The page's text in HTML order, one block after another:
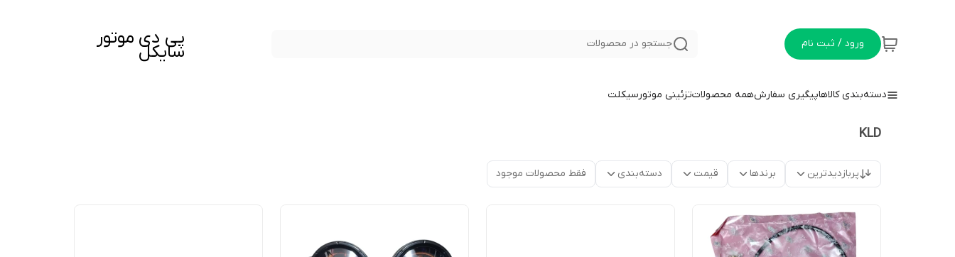
ورود / ثبت نام جستجو در محصولات پی دی موتور
سایکل
دسته‌بندی کالاهاپیگیری سفارشهمه محصولاتتزئینی موتورسیکلت
KLD
پربازدیدترین برندها قیمت دسته‌بندی فقط محصولات موجود